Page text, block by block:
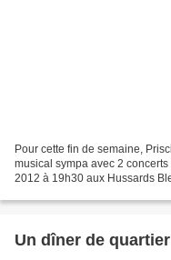
Pour cette fin de semaine,
musical sympa avec 2
2012 à 19h30 aux Hussards
Un dîner de